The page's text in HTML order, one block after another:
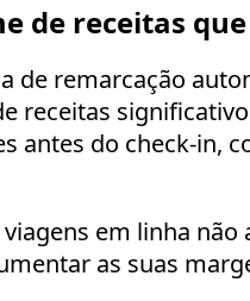
de receitas
de remarcação
receitas
antes do check-in,
viagens em linha
as suas